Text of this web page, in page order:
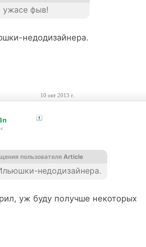
ужасе фыв!
недодизайнера.
10 окт 2013 г.
пользователя Article
недодизайнера.
уж буду получше некоторых